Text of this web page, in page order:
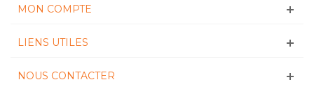
MON COMPTE
LIENS UTILES
NOUS CONTACTER